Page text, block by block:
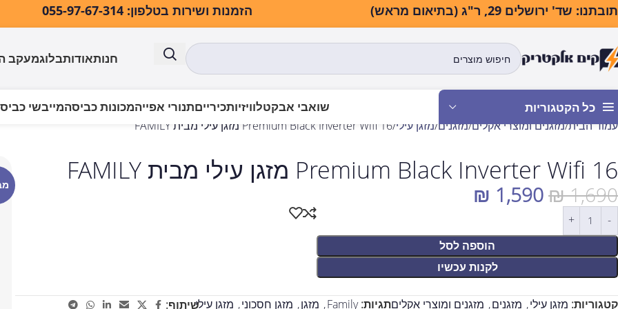
שד' ירושלים 29, ר"ג (בתיאום מראש) הזמנות ושירות בטלפון: 055-97-67-314
חנותאודותבלוגמעקב
כל הקטגוריות שואבי אבקטלוויזיותכירייםתנורי אפייהמכונות כביסהמייבשי
עמוד הבית מזגנים ומוצרי אקלים מזגנים מזגן עילי Premium Black Inverter Wifi 16 מזגן עילי מבית FAMILY
Premium Black Inverter Wifi 16 מזגן עילי מבית FAMILY
₪1,690
₪ 1,590
הוספה לסל
לקנות עכשיו
קטגוריות: מזגן עילי, מזגנים, מזגנים ומוצרי אקליםתגיות: Family
, מזגן, מזגן חסכוני, מזגן עילישיתוף: